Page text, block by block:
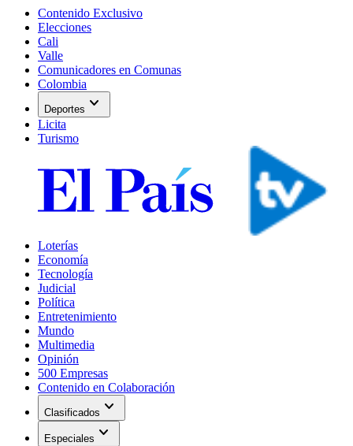
Contenido Exclusivo
Elecciones
Cali
Valle
Comunicadores en Comunas
Colombia
Deportes expand_more
Licita
Turismo
Loterías
Economía
Tecnología
Judicial
Política
Entretenimiento
Mundo
Multimedia
Opinión
500 Empresas
Contenido en Colaboración
Clasificados expand_more
Especiales expand_more